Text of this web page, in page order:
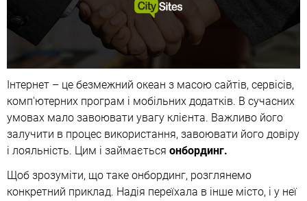
Інтернет – це безмежний океан з масою сайтів, сервісів,
комп'ютерних програм і мобільних додатків. В сучасних
умовах мало завоювати увагу клієнта. Важливо його
залучити в процес використання, завоювати його довіру
і лояльність. Цим і займається онбординг.
Щоб зрозуміти, що таке онбординг, розглянемо
конкретний приклад. Надія переїхала в інше місто, і у неї